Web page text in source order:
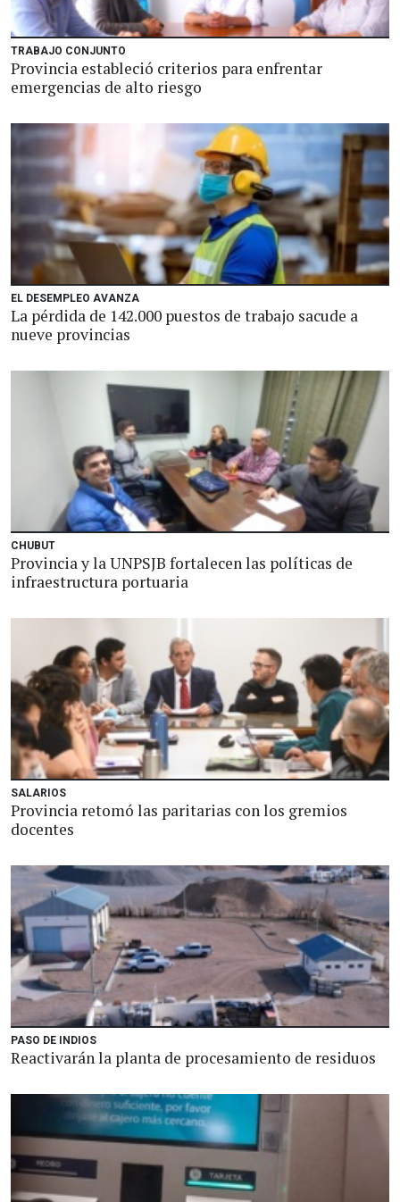
TRABAJO CONJUNTO
Provincia estableció criterios para enfrentar
emergencias de alto riesgo
EL DESEMPLEO AVANZA
La pérdida de 142.000 puestos de trabajo sacude a
nueve provincias
CHUBUT
Provincia y la UNPSJB fortalecen las políticas de
infraestructura portuaria
SALARIOS
Provincia retomó las paritarias con los gremios
docentes
PASO DE INDIOS
Reactivarán la planta de procesamiento de residuos